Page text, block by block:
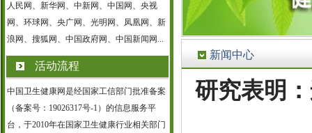
人民网、新华网、中新网、中国网、央视
网、环球网、央广网、光明网、凤凰网、新
浪网、搜狐网、中国政府网、中国新闻网...
活动流程
中国卫生健康网是经国家工信部门批准备案
（备案号：19026317号-1）的信息服务平
台，于2010年在国家卫生健康行业相关部门
新闻中心
研究表明